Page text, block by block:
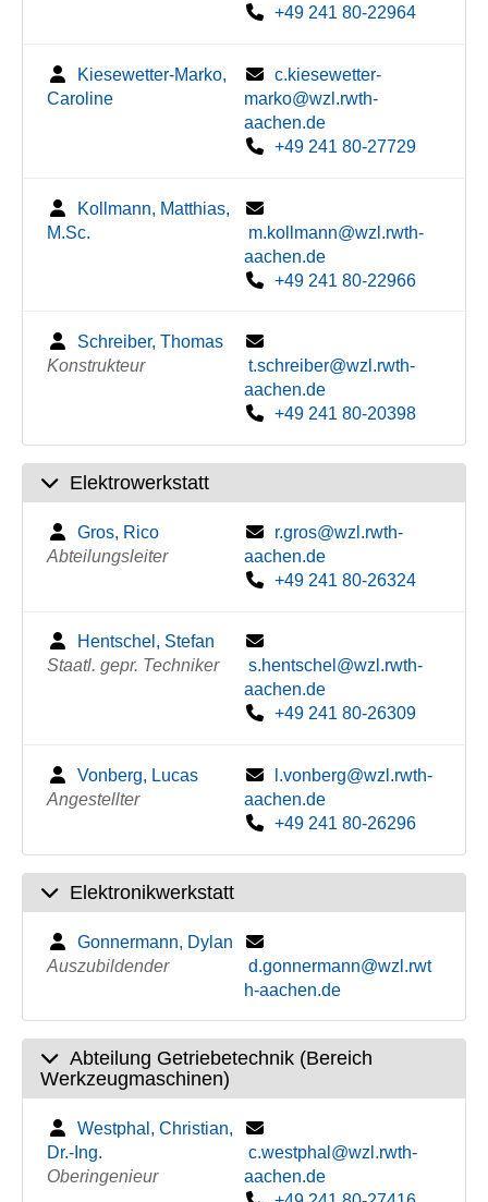
+49 241 80-22964
Kiesewetter-Marko,
Caroline
c.kiesewetter-
marko@wzl.rwth-
aachen.de
+49 241 80-27729
Kollmann, Matthias,
M.Sc.
m.kollmann@wzl.rwth-
aachen.de
+49 241 80-22966
Schreiber, Thomas
Konstrukteur
t.schreiber@wzl.rwth-
aachen.de
+49 241 80-20398
Elektrowerkstatt
Gros, Rico
Abteilungsleiter
r.gros@wzl.rwth-
aachen.de
+49 241 80-26324
Hentschel, Stefan
Staatl. gepr. Techniker
s.hentschel@wzl.rwth-
aachen.de
+49 241 80-26309
Vonberg, Lucas
Angestellter
l.vonberg@wzl.rwth-
aachen.de
+49 241 80-26296
Elektronikwerkstatt
Gonnermann, Dylan
Auszubildender
d.gonnermann@wzl.rwt
h-aachen.de
Abteilung Getriebetechnik (Bereich
Werkzeugmaschinen)
Westphal, Christian,
Dr.-Ing.
Oberingenieur
c.westphal@wzl.rwth-
aachen.de